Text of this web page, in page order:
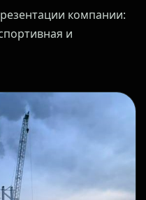
компании:
и